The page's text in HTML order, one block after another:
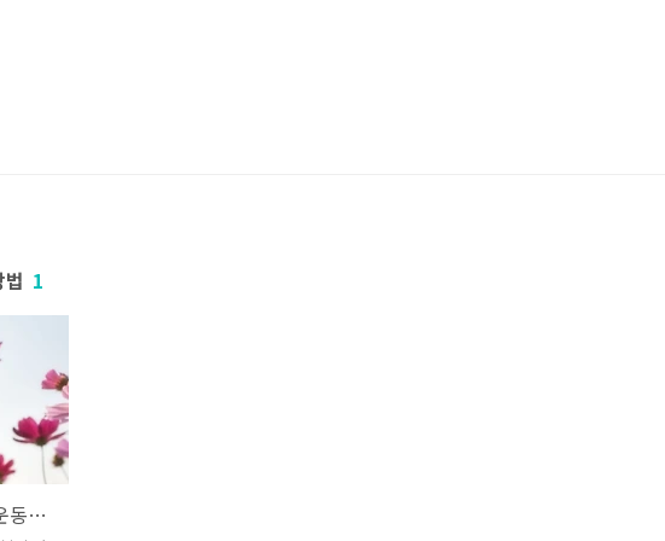
1
목디스크 예방법: 디스크 운동과 스트레칭의 중요성